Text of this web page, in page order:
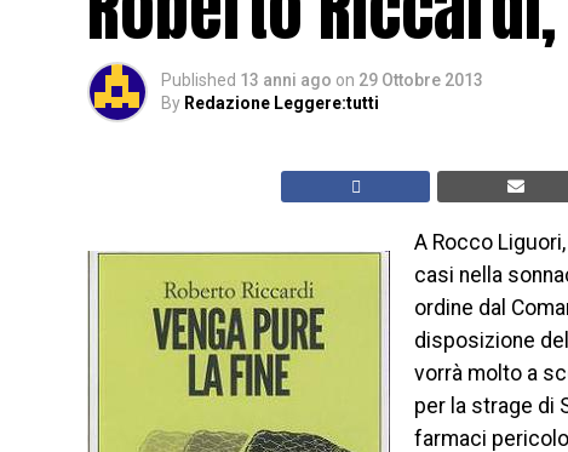
Published 13 anni ago on 29 Ottobre 2013
By Redazione Leggere:tutti
A Rocco
casi nella
ordine dal
disposizione
vorrà molto a
per la strage di
farmaci